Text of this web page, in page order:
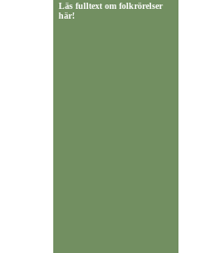
Läs fulltext om folkrörelser
här!